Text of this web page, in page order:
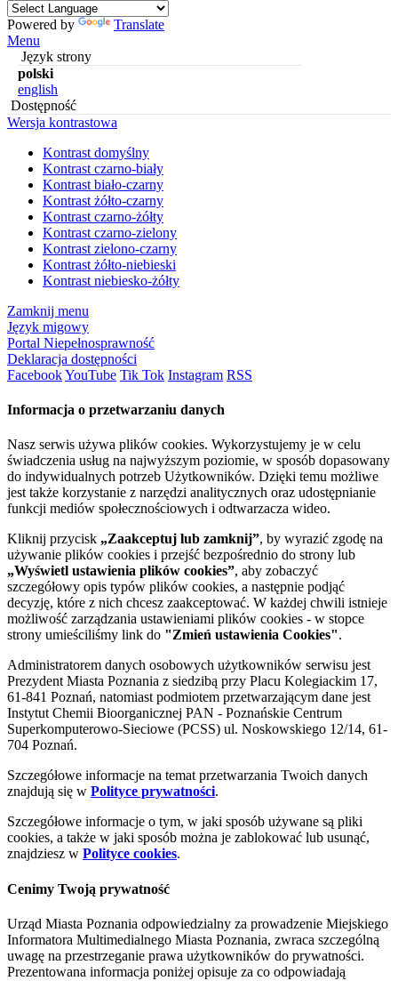
Powered by
Translate
Menu
Język strony
polski
english
Dostępność
Wersja kontrastowa
Kontrast domyślny
Kontrast czarno-biały
Kontrast biało-czarny
Kontrast żółto-czarny
Kontrast czarno-żółty
Kontrast czarno-zielony
Kontrast zielono-czarny
Kontrast żółto-niebieski
Kontrast niebiesko-żółty
Zamknij menu
Język migowy
Portal Niepełnosprawność
Deklaracja dostępności
FacebookYouTube Tik Tok Instagram RSS
Informacja o przetwarzaniu danych
Nasz serwis używa plików cookies. Wykorzystujemy je w celu
świadczenia usług na najwyższym poziomie, w sposób dopasowany
do indywidualnych potrzeb Użytkowników. Dzięki temu możliwe
jest także korzystanie z narzędzi analitycznych oraz udostępnianie
funkcji mediów społecznościowych i odtwarzacza wideo.
Kliknij przycisk „Zaakceptuj lub zamknij”, by wyrazić zgodę na
używanie plików cookies i przejść bezpośrednio do strony lub
„Wyświetl ustawienia plików cookies”, aby zobaczyć
szczegółowy opis typów plików cookies, a następnie podjąć
decyzję, które z nich chcesz zaakceptować. W każdej chwili istnieje
możliwość zarządzania ustawieniami plików cookies - w stopce
strony umieściliśmy link do "Zmień ustawienia Cookies".
Administratorem danych osobowych użytkowników serwisu jest
Prezydent Miasta Poznania z siedzibą przy Placu Kolegiackim 17,
61-841 Poznań, natomiast podmiotem przetwarzającym dane jest
Instytut Chemii Bioorganicznej PAN - Poznańskie Centrum
Superkomputerowo-Sieciowe (PCSS) ul. Noskowskiego 12/14, 61-
704 Poznań.
Szczegółowe informacje na temat przetwarzania Twoich danych
znajdują się w Polityce prywatności.
Szczegółowe informacje o tym, w jaki sposób używane są pliki
cookies, a także w jaki sposób można je zablokować lub usunąć,
znajdziesz w Polityce cookies.
Cenimy Twoją prywatność
Urząd Miasta Poznania odpowiedzialny za prowadzenie Miejskiego
Informatora Multimedialnego Miasta Poznania, zwraca szczególną
uwagę na przestrzeganie prawa użytkowników do prywatności.
Prezentowana informacja poniżej opisuje za co odpowiadają